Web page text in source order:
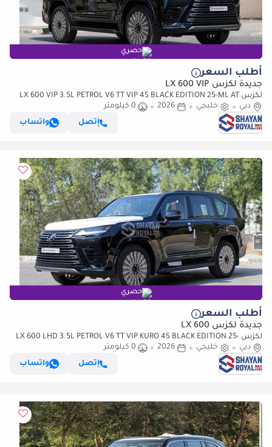
حصري
أطلب السعر
جديدة لكزس LX 600 VIP
لكزس LX 600 VIP 3.5L PETROL V6 TT VIP 4S BLACK EDITION 25-ML AT
2026MY
دبي خليجي 2026
0 كيلومتر
إتصل
واتساب
حصري
أطلب السعر
جديدة لكزس LX 600
لكزس LX 600 LHD 3.5L PETROL V6 TT VIP KURO 4S BLACK EDITION 25-
ML AT 2026MY
دبي خليجي 2026
0 كيلومتر
إتصل
واتساب